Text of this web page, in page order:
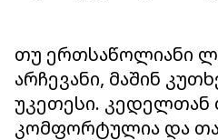
თუ ერთსაწოლიანი
არჩევანი, მაშინ
უკეთესი.
კომფორტულია და